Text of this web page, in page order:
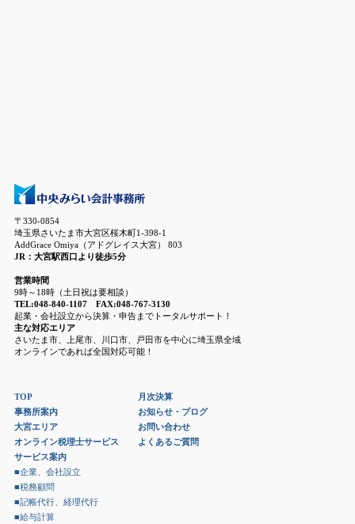
〒330-0854
埼玉県さいたま市大宮区桜木町1-398-1
AddGrace Omiya（アドグレイス大宮） 803
JR：大宮駅西口より徒歩5分
営業時間
9時～18時（土日祝は要相談）
TEL:048-840-1107 FAX:048-767-3130
起業・会社設立から決算・申告までトータルサポート！
主な対応エリア
さいたま市、上尾市、川口市、戸田市を中心に埼玉県全域
オンラインであれば全国対応可能！
TOP
事務所案内
大宮エリア
オンライン税理士サービス
サービス案内
■企業、会社設立
■税務顧問
■記帳代行、経理代行
■給与計算
月次決算
お知らせ・ブログ
お問い合わせ
よくあるご質問